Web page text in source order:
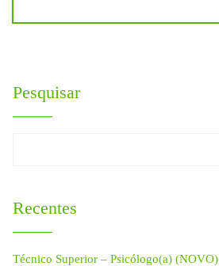
Pesquisar
Recentes
Técnico Superior – Psicólogo(a) (NOVO)